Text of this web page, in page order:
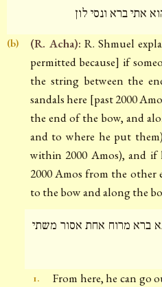
אתי ברא ונסי לון
(b) (R. Acha): R. Shmuel
permitted because] if
the string between the
sandals here [past 2000
the end of the bow, and
and to where he put
within 2000 Amos), and if
2000 Amos from the other
to the bow and along the
ברא מרוח אחת אסור משתי
1.
From here, he can go